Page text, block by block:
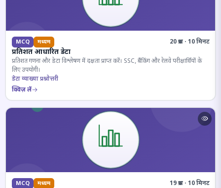
MCQ मध्यम 20 प्रश्न · 10 मिनट
प्रतिशत आधारित डेटा
प्रतिशत गणना और डेटा विश्लेषण में दक्षता प्राप्त करें। SSC, बैंकिंग और रेलवे परीक्षार्थियों के
लिए उपयोगी।
डेटा व्याख्या प्रश्नोत्तरी
क्विज़ लें
MCQ मध्यम 19 प्रश्न · 10 मिनट